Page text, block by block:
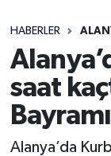
HABERLER
saat
Alanya’da
Siyaset
Spor
Ekonomi
Süper Lig
Tüm
Son
Haber